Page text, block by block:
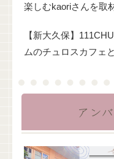
楽しむkaoriさんを取
【新大久保】
ムのチュロスカフェ
アン